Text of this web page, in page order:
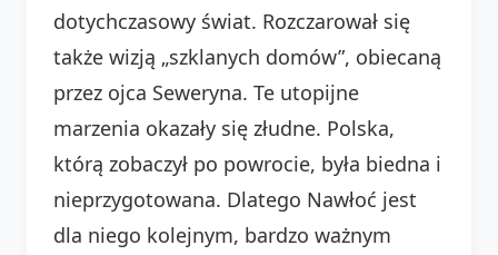
dotychczasowy świat. Rozczarował się
także wizją „szklanych domów”, obiecaną
przez ojca Seweryna. Te utopijne
marzenia okazały się złudne. Polska,
którą zobaczył po powrocie, była biedna i
nieprzygotowana. Dlatego Nawłoć jest
dla niego kolejnym, bardzo ważnym